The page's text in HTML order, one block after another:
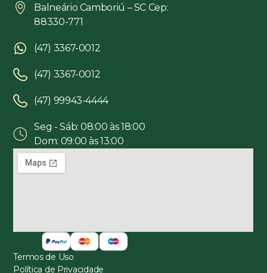
Balneário Camboriú – SC Cep:
88330-771
(47) 3367-0012
(47) 3367-0012
(47) 99943-4444
Seg - Sáb: 08:00 às 18:00
Dom: 09:00 às 13:00
Termos de Uso
Política de Privacidade